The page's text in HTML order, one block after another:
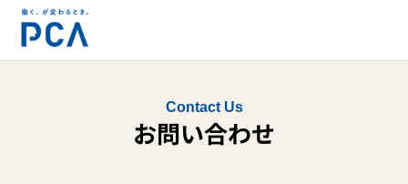
Contact Us
お問い合わせ